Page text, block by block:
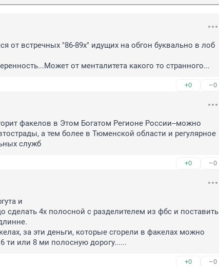
от встречных "86-89х" идущих на обгон буквально в лоб
от менталитета какого то странного...
+0 –0
факелов в Этом Богатом Регионе России--можно
а тем более в Тюменской области и регулярное
служб
+0 –0
и
сделать 4х полосной с разделителем из фбс и поставить
за эти деньги, которые сгорели в факелах можно
ти или 8 ми полосную дорогу......
+0 –0